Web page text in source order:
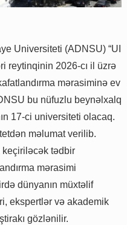
Universiteti (ADNSU) “UI
reytinqinin 2026-cı il üzrə
mərasiminə ev
bu nüfuzlu beynəlxalq
17-ci universiteti olacaq.
məlumat verilib.
keçiriləcək tədbir
mərasimi
dünyanın müxtəlif
ekspertlər və akademik
gözlənilir.